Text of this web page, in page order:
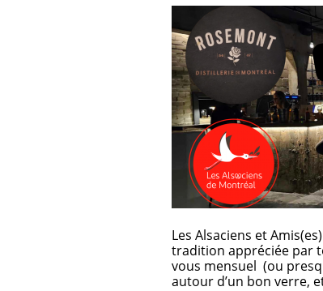
Les Alsaciens et
tradition appréciée par
vous mensuel (ou
autour d’un bon verre,